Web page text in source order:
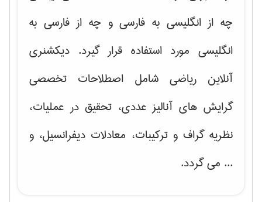
چه از انگلیسی به فارسی و چه از فارسی به
انگلیسی مورد استفاده قرار گیرد. دیکشنری
آنلاین ریاضی شامل اصطلاحات تخصصی
گرایش های آنالیز عددی، تحقیق در عملیات،
نظریه گراف و تركیبات، معادلات دیفرانسیل، و
... می گردد.